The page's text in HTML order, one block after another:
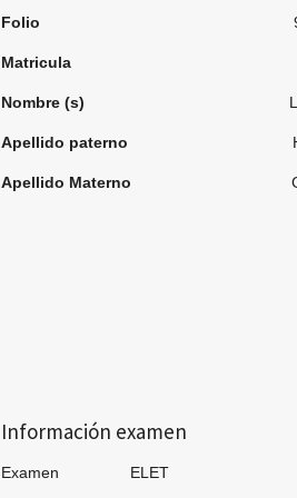
Folio
Matricula
Nombre (s) Luis
Apellido paterno
Apellido Materno
Información examen
Examen ELET